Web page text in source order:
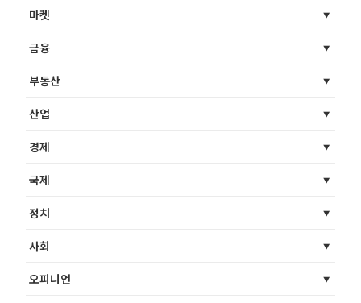
마켓
금융
부동산
산업
경제
국제
정치
사회
오피니언